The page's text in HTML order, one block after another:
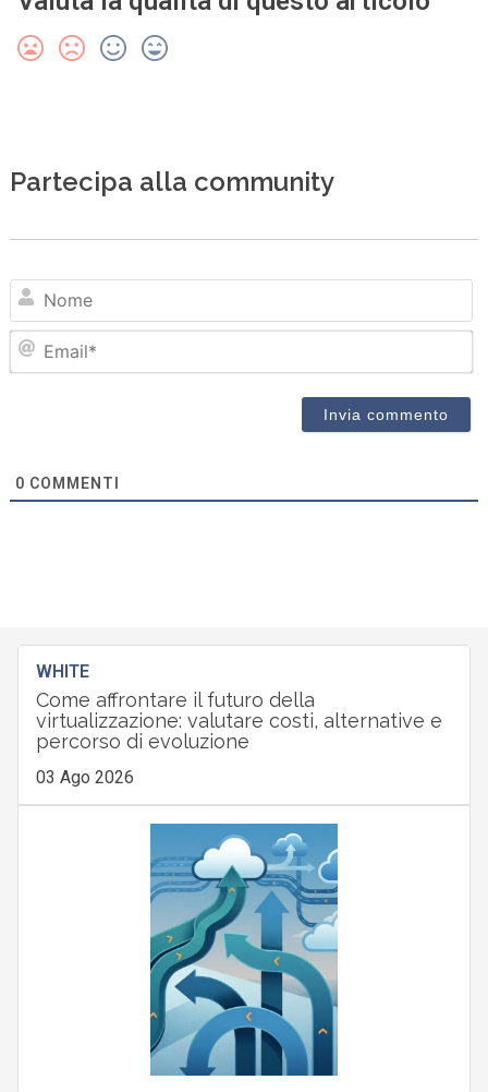
Partecipa alla community
0 COMMENTI
WHITE
Come affrontare il futuro della
virtualizzazione: valutare costi, alternative e
percorso di evoluzione
03 Ago 2026